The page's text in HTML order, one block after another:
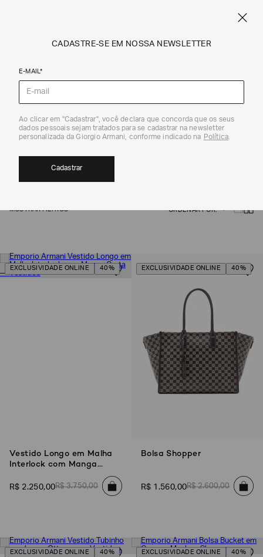
Emporio Armani
EMPORIO ARMANI
MOSTRAR FILTROS ORDENAR POR
EXCLUSIVIDADE ONLINE 40%
Vestido Longo em Malha
Interlock com Manga
R$ 2.250,00R$ 3.750,00
EXCLUSIVIDADE ONLINE 40%
Bolsa Shopper
R$ 1 .560,00R$ 2.600,00
EXCLUSIVIDADE ONLINE 40% EXCLUSIVIDADE ONLINE 40%
CADASTRE-SE EM NOSSA NEWSLETTER
E-MAIL*
Ao clicar em "Cadastrar", você declara que concorda que os seus
dados pessoais sejam tratados para se cadastrar na newsletter
personalizada da Giorgio Armani, conforme indicado na Política.
Cadastrar
mais
sobre
você?
NOME*
SOBRENOME*